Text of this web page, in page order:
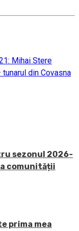
Mihai Stere
tunarul din Covasna
sezonul 2026-
comunității
prima mea